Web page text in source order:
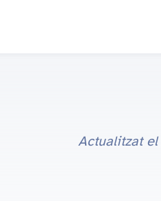
Actualitzat el